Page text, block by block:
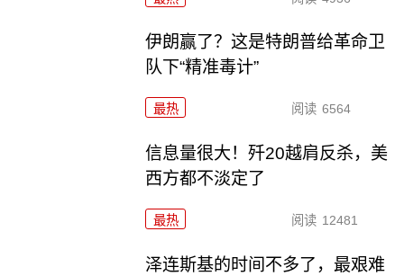
伊朗赢了？这是特朗普给革命卫
队下“精准毒计”
最热 阅读 6564
信息量很大！歼20越肩反杀，美
西方都不淡定了
最热 阅读 12481
泽连斯基的时间不多了，最艰难